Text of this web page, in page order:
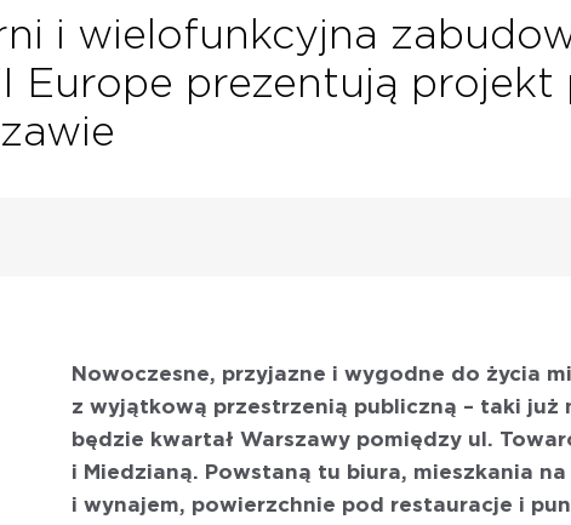
i wielofunkcyjna
Europe prezentują projekt
Nowoczesne, przyjazne i wygodne do życia
z wyjątkową przestrzenią publiczną – taki już
będzie kwartał Warszawy pomiędzy ul.
i Miedzianą. Powstaną tu biura, mieszkania na
i wynajem, powierzchnie pod restauracje i